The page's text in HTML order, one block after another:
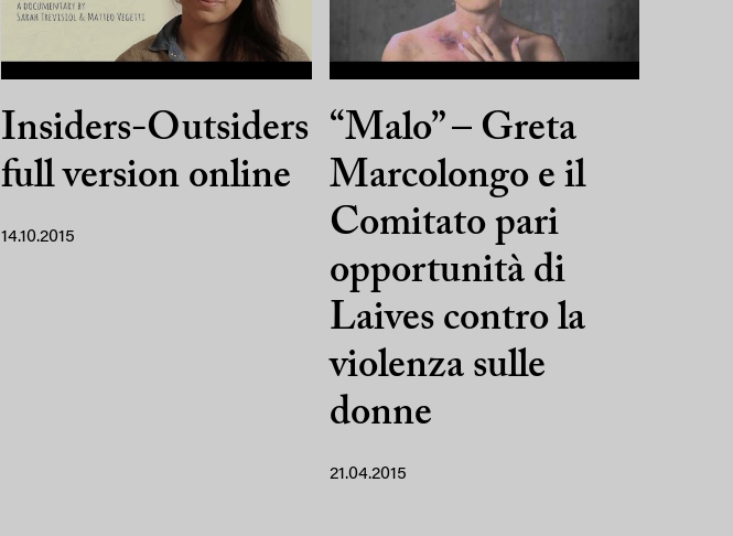
Insiders-Outsiders
full version online
14.10.2015
“Malo” – Greta
Marcolongo e il
Comitato pari
opportunità di
Laives contro la
violenza sulle
donne
21.04.2015